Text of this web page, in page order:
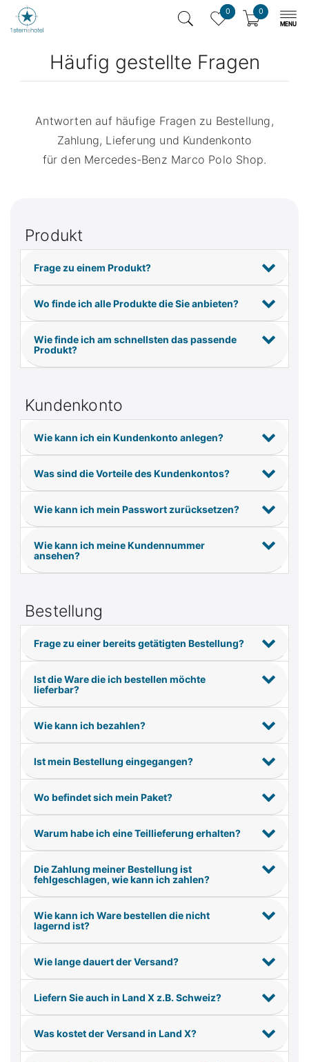
0 0
Häufig gestellte Fragen
Antworten auf häufige Fragen zu Bestellung,
Zahlung, Lieferung und Kundenkonto
für den Mercedes-Benz Marco Polo Shop.
Produkt
Frage zu einem Produkt?
Wo finde ich alle Produkte die Sie anbieten?
Wie finde ich am schnellsten das passende
Produkt?
Kundenkonto
Wie kann ich ein Kundenkonto anlegen?
Was sind die Vorteile des Kundenkontos?
Wie kann ich mein Passwort zurücksetzen?
Wie kann ich meine Kundennummer
ansehen?
Bestellung
Frage zu einer bereits getätigten Bestellung?
Ist die Ware die ich bestellen möchte
lieferbar?
Wie kann ich bezahlen?
Ist mein Bestellung eingegangen?
Wo befindet sich mein Paket?
Warum habe ich eine Teillieferung erhalten?
Die Zahlung meiner Bestellung ist
fehlgeschlagen, wie kann ich zahlen?
Wie kann ich Ware bestellen die nicht
lagernd ist?
Wie lange dauert der Versand?
Liefern Sie auch in Land X z.B. Schweiz?
Was kostet der Versand in Land X?